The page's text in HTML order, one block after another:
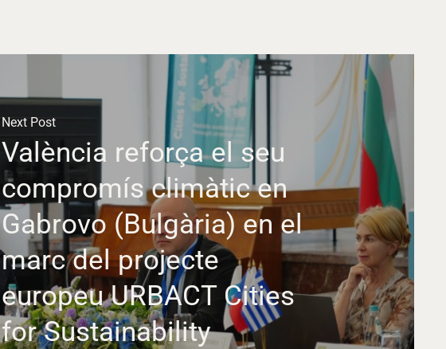
Next Post
València reforça el seu
compromís climàtic en
Gabrovo (Bulgària) en el
marc del projecte
europeu URBACT Cities
for Sustainability